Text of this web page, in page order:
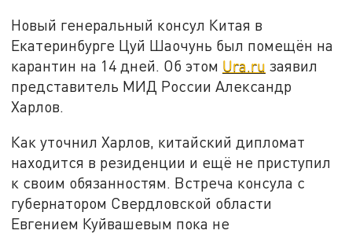
Новый генеральный консул Китая в
Екатеринбурге Цуй Шаочунь был помещён на
карантин на 14 дней. Об этом Ura.ru заявил
представитель МИД России Александр
Харлов.
Как уточнил Харлов, китайский дипломат
находится в резиденции и ещё не приступил
к своим обязанностям. Встреча консула с
губернатором Свердловской области
Евгением Куйвашевым пока не